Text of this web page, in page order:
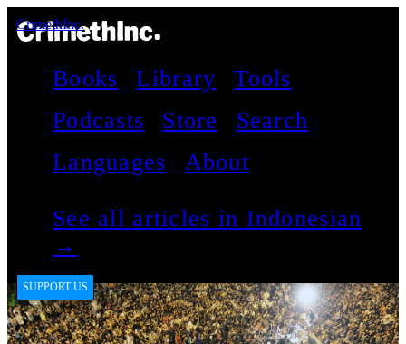
CrimethInc.
Books Library
Tools
Podcasts
Store
Search
Languages
About
See all articles in Indonesian
→
SUPPORT US